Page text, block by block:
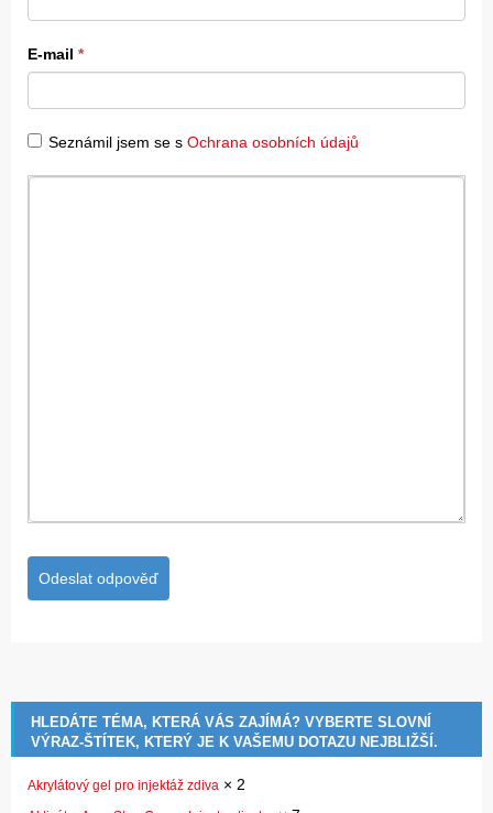
E-mail *
Seznámil jsem se s Ochrana osobních údajů
HLEDÁTE TÉMA, KTERÁ VÁS ZAJÍMÁ? VYBERTE SLOVNÍ
VÝRAZ-ŠTÍTEK, KTERÝ JE K VAŠEMU DOTAZU NEJBLIŽŠÍ.
Akrylátový gel pro injektáž zdiva × 2